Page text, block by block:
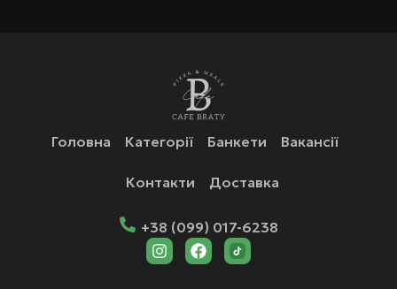
Головна Категорії Банкети Вакансії
Контакти Доставка
+38 (099) 017-6238